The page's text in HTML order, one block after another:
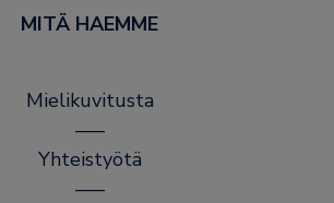
MITÄ HAEMME
Mielikuvitusta
–––
Yhteistyötä
–––